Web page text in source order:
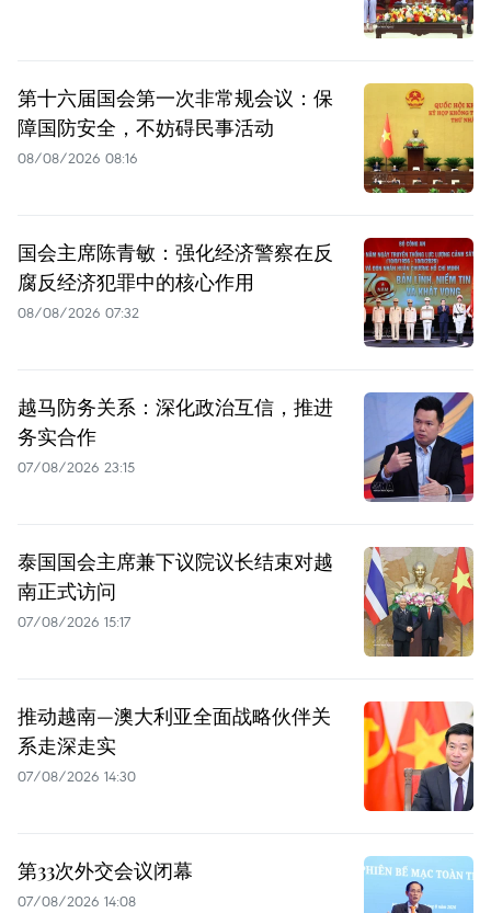
第十六届国会第一次非常规会议：保
障国防安全，不妨碍民事活动
08/08/2026 08:16
国会主席陈青敏：强化经济警察在反
腐反经济犯罪中的核心作用
08/08/2026 07:32
越马防务关系：深化政治互信，推进
务实合作
07/08/2026 23:15
泰国国会主席兼下议院议长结束对越
南正式访问
07/08/2026 15:17
推动越南—澳大利亚全面战略伙伴关
系走深走实
07/08/2026 14:30
第33次外交会议闭幕
07/08/2026 14:08